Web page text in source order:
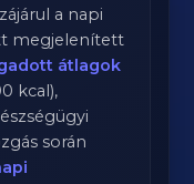
a napi
megjelenített
átlagok
kcal),
során